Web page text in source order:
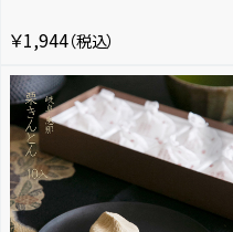
￥1,944（税込）